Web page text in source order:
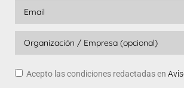
Acepto las condiciones redactadas en